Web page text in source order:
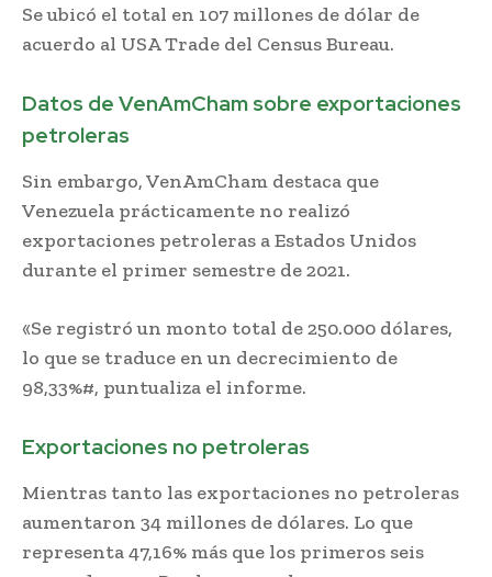
Se ubicó el total en 107 millones de dólar de
acuerdo al USA Trade del Census Bureau.
Datos de VenAmCham sobre exportaciones
petroleras
Sin embargo, VenAmCham destaca que
Venezuela prácticamente no realizó
exportaciones petroleras a Estados Unidos
durante el primer semestre de 2021.
«Se registró un monto total de 250.000 dólares,
lo que se traduce en un decrecimiento de
98,33%#, puntualiza el informe.
Exportaciones no petroleras
Mientras tanto las exportaciones no petroleras
aumentaron 34 millones de dólares. Lo que
representa 47,16% más que los primeros seis